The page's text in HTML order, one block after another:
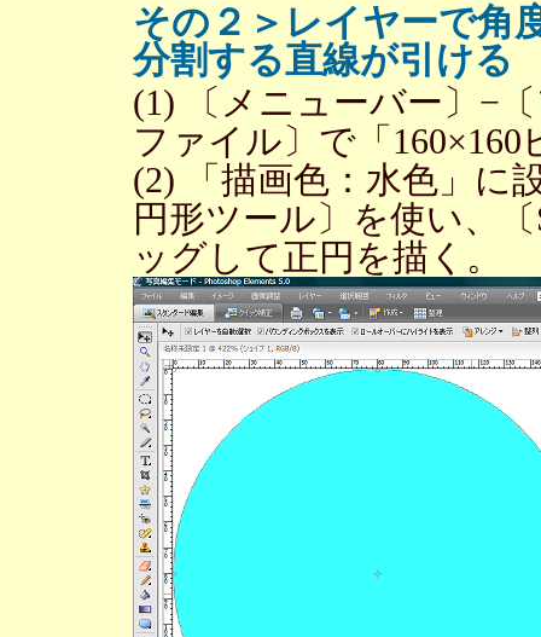
その２＞レイヤーで角
分割する直線が引ける
(1) 〔メニューバー〕−
ファイル〕で「
(2) 「描画色：水色」に
円形ツール〕を使い、
ッグして正円を描く。